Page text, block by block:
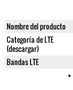
Nombre del producto
Categoría de LTE
(descargar)
Bandas LTE